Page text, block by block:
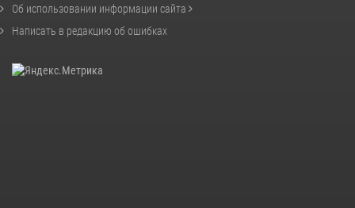
Об использовании информации сайта
Написать в редакцию об ошибках